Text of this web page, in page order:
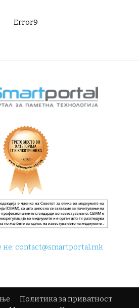
Error9
не:contact@smartportal.mk
Политика за приватност